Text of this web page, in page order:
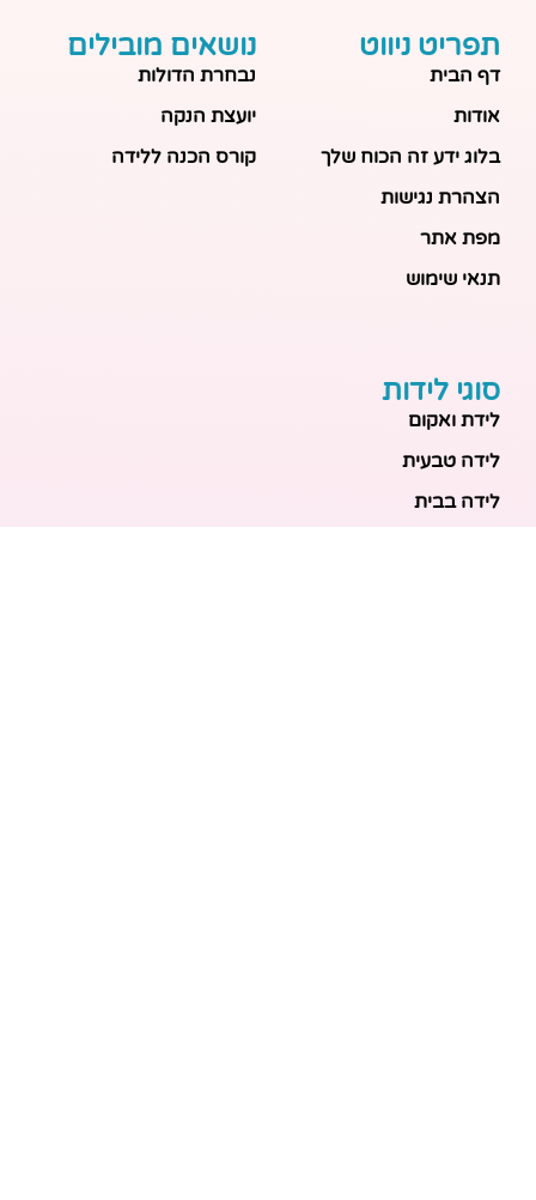
תפריט ניווט
דף הבית
אודות
בלוג ידע זה הכוח שלך
הצהרת נגישות
מפת אתר
תנאי שימוש
נושאים מובילים
נבחרת הדולות
יועצת הנקה
קורס הכנה ללידה
סוגי לידות
לידת ואקום
לידה טבעית
לידה בבית